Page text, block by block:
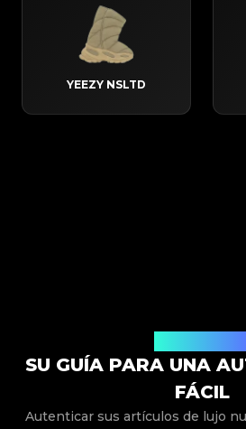
YEEZY NSLTD
SU GUÍA PARA UNA
FÁCIL
Autenticar sus artículos de lujo